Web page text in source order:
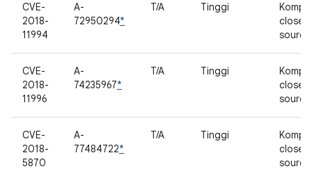
CVE-
2018-
11994
A-
72950294*
T/A Tinggi
closed
source
CVE-
2018-
11996
A-
74235967*
T/A Tinggi
closed
source
CVE-
2018-
5870
A-
77484722*
T/A Tinggi
closed
source